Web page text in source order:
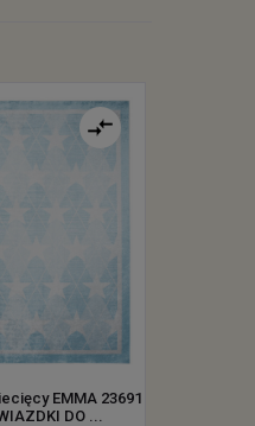
EMMA 23691
DO ...